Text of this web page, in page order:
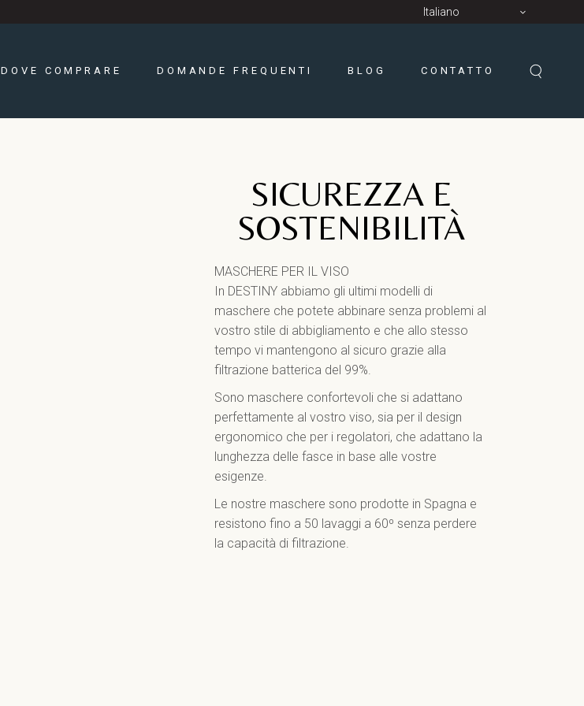
Italiano
DOVE COMPRARE DOMANDE FREQUENTI BLOG CONTATTO
SICUREZZA E
SOSTENIBILITÀ
MASCHERE PER IL VISO
In DESTINY abbiamo gli ultimi modelli di
maschere che potete abbinare senza problemi al
vostro stile di abbigliamento e che allo stesso
tempo vi mantengono al sicuro grazie alla
filtrazione batterica del 99%.
Sono maschere confortevoli che si adattano
perfettamente al vostro viso, sia per il design
ergonomico che per i regolatori, che adattano la
lunghezza delle fasce in base alle vostre
esigenze.
Le nostre maschere sono prodotte in Spagna e
resistono fino a 50 lavaggi a 60º senza perdere
la capacità di filtrazione.